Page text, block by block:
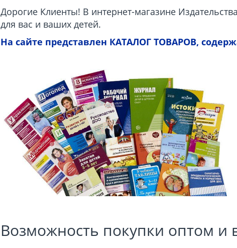
Дорогие Клиенты! В интернет-магазине
для вас и ваших детей.
На сайте представлен КАТАЛОГ ТОВАРОВ,
Возможность покупки оптом и